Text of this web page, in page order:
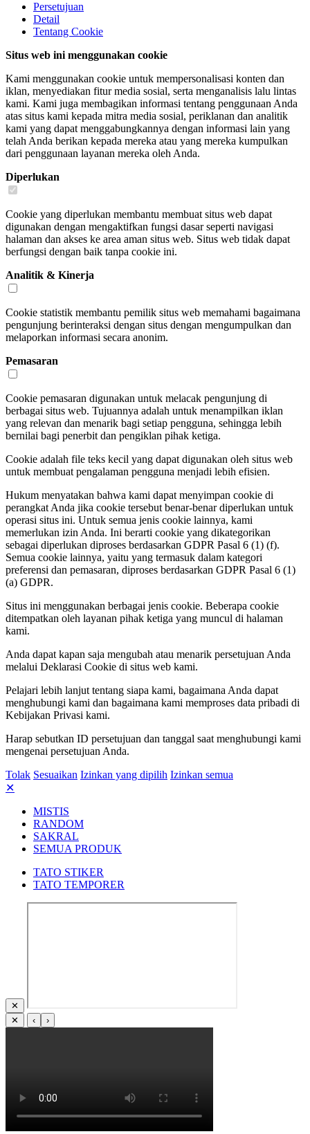
Persetujuan
Detail
Tentang Cookie
Situs web ini menggunakan cookie
Kami menggunakan cookie untuk mempersonalisasi konten dan
iklan, menyediakan fitur media sosial, serta menganalisis lalu lintas
kami. Kami juga membagikan informasi tentang penggunaan Anda
atas situs kami kepada mitra media sosial, periklanan dan analitik
kami yang dapat menggabungkannya dengan informasi lain yang
telah Anda berikan kepada mereka atau yang mereka kumpulkan
dari penggunaan layanan mereka oleh Anda.
Diperlukan
Cookie yang diperlukan membantu membuat situs web dapat
digunakan dengan mengaktifkan fungsi dasar seperti navigasi
halaman dan akses ke area aman situs web. Situs web tidak dapat
berfungsi dengan baik tanpa cookie ini.
Analitik & Kinerja
Cookie statistik membantu pemilik situs web memahami bagaimana
pengunjung berinteraksi dengan situs dengan mengumpulkan dan
melaporkan informasi secara anonim.
Pemasaran
Cookie pemasaran digunakan untuk melacak pengunjung di
berbagai situs web. Tujuannya adalah untuk menampilkan iklan
yang relevan dan menarik bagi setiap pengguna, sehingga lebih
bernilai bagi penerbit dan pengiklan pihak ketiga.
Cookie adalah file teks kecil yang dapat digunakan oleh situs web
untuk membuat pengalaman pengguna menjadi lebih efisien.
Hukum menyatakan bahwa kami dapat menyimpan cookie di
perangkat Anda jika cookie tersebut benar-benar diperlukan untuk
operasi situs ini. Untuk semua jenis cookie lainnya, kami
memerlukan izin Anda. Ini berarti cookie yang dikategorikan
sebagai diperlukan diproses berdasarkan GDPR Pasal 6 (1) (f).
Semua cookie lainnya, yaitu yang termasuk dalam kategori
preferensi dan pemasaran, diproses berdasarkan GDPR Pasal 6 (1)
(a) GDPR.
Situs ini menggunakan berbagai jenis cookie. Beberapa cookie
ditempatkan oleh layanan pihak ketiga yang muncul di halaman
kami.
Anda dapat kapan saja mengubah atau menarik persetujuan Anda
melalui Deklarasi Cookie di situs web kami.
Pelajari lebih lanjut tentang siapa kami, bagaimana Anda dapat
menghubungi kami dan bagaimana kami memproses data pribadi di
Kebijakan Privasi kami.
Harap sebutkan ID persetujuan dan tanggal saat menghubungi kami
mengenai persetujuan Anda.
Tolak Sesuaikan Izinkan yang dipilih Izinkan semua
✕
MISTIS
RANDOM
SAKRAL
SEMUA PRODUK
TATO STIKER
TATO TEMPORER
✕
✕
‹ ›